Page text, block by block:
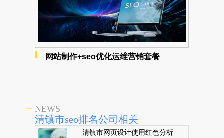
网站制作+seo优化运维营销套餐
NEWS
清镇市seo排名公司相关
清镇市网页设计使用红色分析